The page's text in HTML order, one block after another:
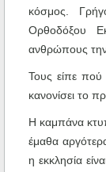
κόσμος.
Ορθοδόξου
ανθρώπους την
Τους είπε πού
κανονίσει το
Η καμπάνα
έμαθα
η εκκλησία